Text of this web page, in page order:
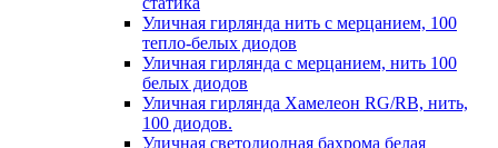
Уличная гирлянда нить с мерцанием, 100
тепло-белых диодов
Уличная гирлянда с мерцанием, нить 100
белых диодов
Уличная гирлянда Хамелеон RG/RB, нить,
100 диодов.
Уличная светодиодная бахрома белая